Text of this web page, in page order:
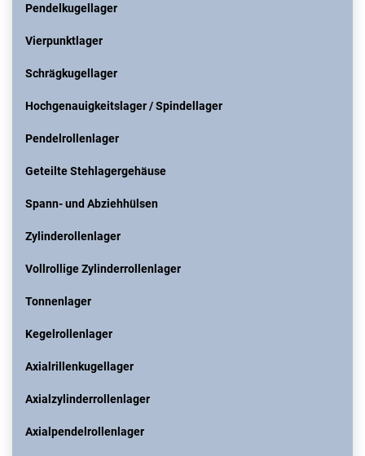
Pendelkugellager
Vierpunktlager
Schrägkugellager
Hochgenauigkeitslager / Spindellager
Pendelrollenlager
Geteilte Stehlagergehäuse
Spann- und Abziehhülsen
Zylinderollenlager
Vollrollige Zylinderrollenlager
Tonnenlager
Kegelrollenlager
Axialrillenkugellager
Axialzylinderrollenlager
Axialpendelrollenlager